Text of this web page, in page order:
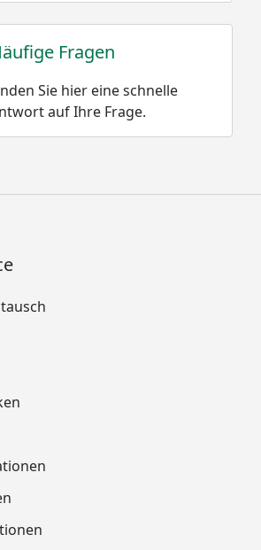
Fragen
Sie hier eine schnelle
auf Ihre Frage.